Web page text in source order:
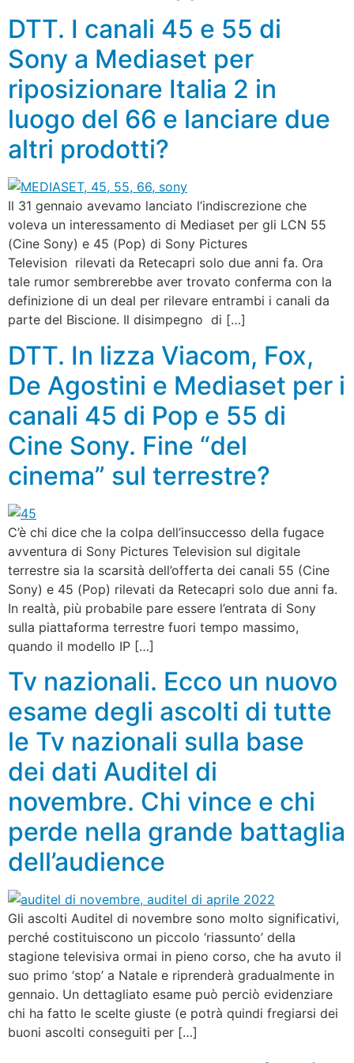
DTT. I canali 45 e 55 di
Sony a Mediaset per
riposizionare Italia 2 in
luogo del 66 e lanciare due
altri prodotti?
Il 31 gennaio avevamo lanciato l’indiscrezione che
voleva un interessamento di Mediaset per gli LCN 55
(Cine Sony) e 45 (Pop) di Sony Pictures
Television rilevati da Retecapri solo due anni fa. Ora
tale rumor sembrerebbe aver trovato conferma con la
definizione di un deal per rilevare entrambi i canali da
parte del Biscione. Il disimpegno di […]
DTT. In lizza Viacom, Fox,
De Agostini e Mediaset per i
canali 45 di Pop e 55 di
Cine Sony. Fine “del
cinema” sul terrestre?
C’è chi dice che la colpa dell’insuccesso della fugace
avventura di Sony Pictures Television sul digitale
terrestre sia la scarsità dell’offerta dei canali 55 (Cine
Sony) e 45 (Pop) rilevati da Retecapri solo due anni fa.
In realtà, più probabile pare essere l’entrata di Sony
sulla piattaforma terrestre fuori tempo massimo,
quando il modello IP […]
Tv nazionali. Ecco un nuovo
esame degli ascolti di tutte
le Tv nazionali sulla base
dei dati Auditel di
novembre. Chi vince e chi
perde nella grande battaglia
dell’audience
Gli ascolti Auditel di novembre sono molto significativi,
perché costituiscono un piccolo ‘riassunto’ della
stagione televisiva ormai in pieno corso, che ha avuto il
suo primo ‘stop’ a Natale e riprenderà gradualmente in
gennaio. Un dettagliato esame può perciò evidenziare
chi ha fatto le scelte giuste (e potrà quindi fregiarsi dei
buoni ascolti conseguiti per […]